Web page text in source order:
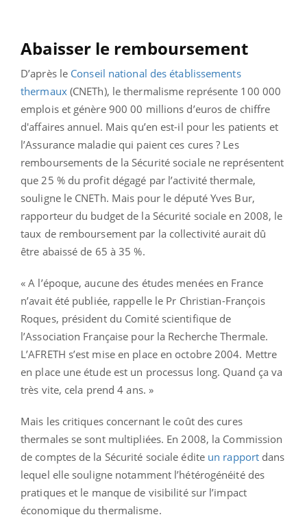
Abaisser le remboursement
D’après le Conseil national des établissements
thermaux(CNETh), le thermalisme représente 100 000
emplois et génère 900 00 millions d’euros de chiffre
d'affaires annuel. Mais qu’en est-il pour les patients et
l’Assurance maladie qui paient ces cures ? Les
remboursements de la Sécurité sociale ne représentent
que 25 % du profit dégagé par l’activité thermale,
souligne le CNETh. Mais pour le député Yves Bur,
rapporteur du budget de la Sécurité sociale en 2008, le
taux de remboursement par la collectivité aurait dû
être abaissé de 65 à 35 %.
« A l’époque, aucune des études menées en France
n’avait été publiée, rappelle le Pr Christian-François
Roques, président du Comité scientifique de
l’Association Française pour la Recherche Thermale.
L’AFRETH s’est mise en place en octobre 2004. Mettre
en place une étude est un processus long. Quand ça va
très vite, cela prend 4 ans. »
Mais les critiques concernant le coût des cures
thermales se sont multipliées. En 2008, la Commission
de comptes de la Sécurité sociale édite un rapport dans
lequel elle souligne notamment l’hétérogénéité des
pratiques et le manque de visibilité sur l’impact
économique du thermalisme.